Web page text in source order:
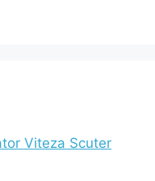
Viteza Scuter